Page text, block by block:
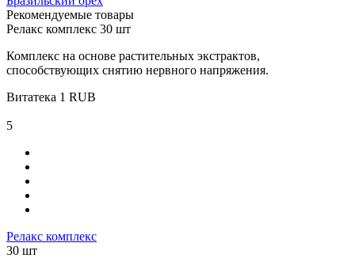
Рекомендуемые товары
Релакс комплекс 30 шт
Комплекс на основе растительных экстрактов,
способствующих снятию нервного напряжения.
Витатека 1 RUB
5
Релакс комплекс
30 шт